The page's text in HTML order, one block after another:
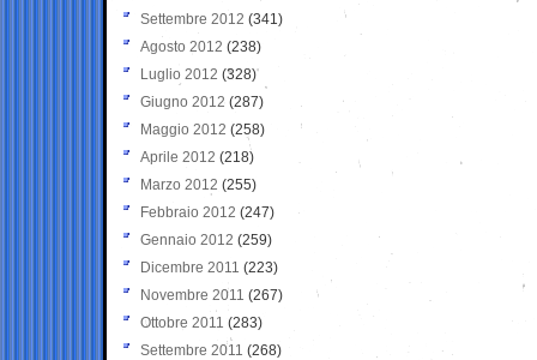
Settembre 2012 (341)
Agosto 2012 (238)
Luglio 2012 (328)
Giugno 2012 (287)
Maggio 2012 (258)
Aprile 2012 (218)
Marzo 2012 (255)
Febbraio 2012 (247)
Gennaio 2012 (259)
Dicembre 2011 (223)
Novembre 2011 (267)
Ottobre 2011 (283)
Settembre 2011 (268)